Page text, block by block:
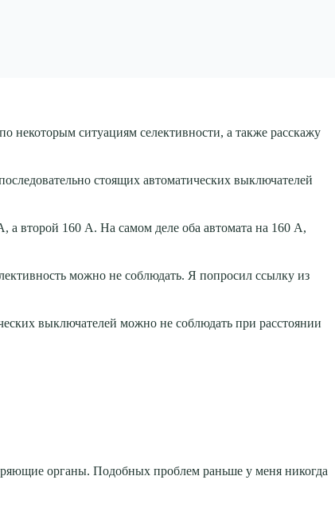
некоторым ситуациям селективности, а также расскажу
стоящих автоматических выключателей
а второй 160 А. На самом деле оба автомата на 160 А,
можно не соблюдать. Я попросил ссылку из
выключателей можно не соблюдать при расстоянии
органы. Подобных проблем раньше у меня никогда